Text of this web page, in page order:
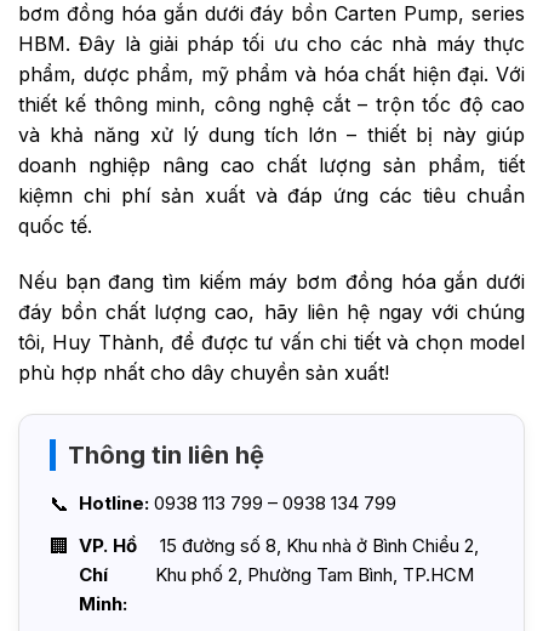
bơm đồng hóa gắn dưới đáy bồn Carten Pump, series
HBM. Đây là giải pháp tối ưu cho các nhà máy thực
phẩm, dược phẩm, mỹ phẩm và hóa chất hiện đại. Với
thiết kế thông minh, công nghệ cắt – trộn tốc độ cao
và khả năng xử lý dung tích lớn – thiết bị này giúp
doanh nghiệp nâng cao chất lượng sản phẩm, tiết
kiệmn chi phí sản xuất và đáp ứng các tiêu chuẩn
quốc tế.
Nếu bạn đang tìm kiếm máy bơm đồng hóa gắn dưới
đáy bồn chất lượng cao, hãy liên hệ ngay với chúng
tôi, Huy Thành, để được tư vấn chi tiết và chọn model
phù hợp nhất cho dây chuyền sản xuất!
Thông tin liên hệ
Hotline: 0938 113 799 – 0938 134 799
VP. Hồ
Chí
Minh:
15 đường số 8, Khu nhà ở Bình Chiểu 2,
Khu phố 2, Phường Tam Bình, TP.HCM